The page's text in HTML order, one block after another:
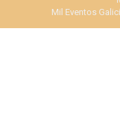
Mil Eventos